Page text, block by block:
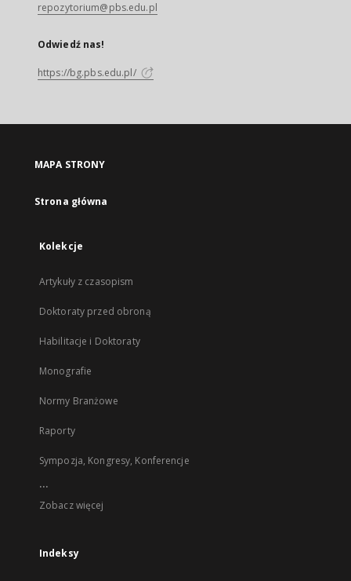
repozytorium@pbs.edu.pl
Odwiedź nas!
https://bg.pbs.edu.pl/
MAPA STRONY
Strona główna
Kolekcje
Artykuły z czasopism
Doktoraty przed obroną
Habilitacje i Doktoraty
Monografie
Normy Branżowe
Raporty
Sympozja, Kongresy, Konferencje
...
Zobacz więcej
Indeksy